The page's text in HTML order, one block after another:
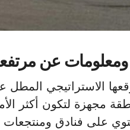
عن
الاستراتيجي المطل
مجهزة لتكون أكثر
على فنادق ومنتجعات